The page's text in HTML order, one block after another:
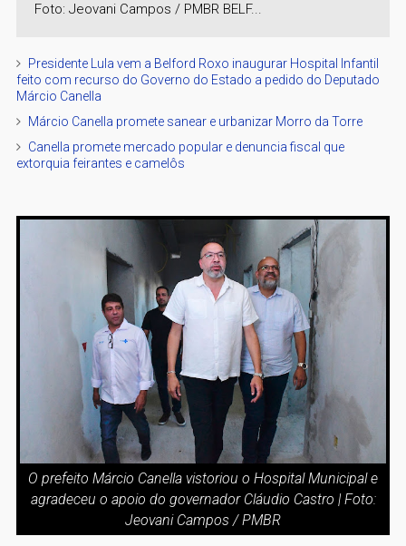
Foto: Jeovani Campos / PMBR BELF...
Presidente Lula vem a Belford Roxo inaugurar Hospital Infantil
feito com recurso do Governo do Estado a pedido do Deputado
Márcio Canella
Márcio Canella promete sanear e urbanizar Morro da Torre
Canella promete mercado popular e denuncia fiscal que
extorquia feirantes e camelôs
O prefeito Márcio Canella vistoriou o Hospital Municipal e
agradeceu o apoio do governador Cláudio Castro | Foto:
Jeovani Campos / PMBR